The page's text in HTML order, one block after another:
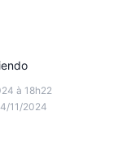
à 18h22
11/2024